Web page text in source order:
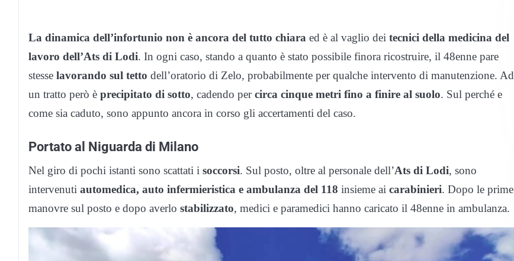
La dinamica dell’infortunio non è ancora del tutto chiara ed è al vaglio dei tecnici della medicina del
lavoro dell’Ats di Lodi. In ogni caso, stando a quanto è stato possibile finora ricostruire, il 48enne pare
stesse lavorando sul tetto dell’oratorio di Zelo, probabilmente per qualche intervento di manutenzione. Ad
un tratto però è precipitato di sotto, cadendo percirca cinque metri fino a finire al suolo. Sul perché e
come sia caduto, sono appunto ancora in corso gli accertamenti del caso.
Portato al Niguarda di Milano
Nel giro di pochi istanti sono scattati i soccorsi. Sul posto, oltre al personale dell’Ats di Lodi, sono
intervenuti automedica, auto infermieristica e ambulanza del 118 insieme ai carabinieri. Dopo le prime
manovre sul posto e dopo averlo stabilizzato, medici e paramedici hanno caricato il 48enne in ambulanza.